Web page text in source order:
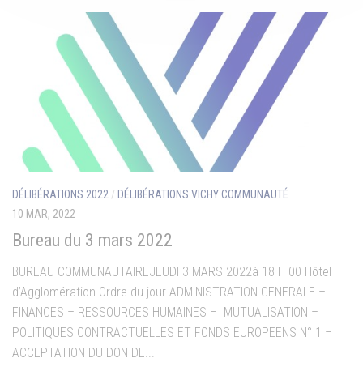
DÉLIBÉRATIONS 2022 / DÉLIBÉRATIONS VICHY COMMUNAUTÉ
10 MAR, 2022
Bureau du 3 mars 2022
BUREAU COMMUNAUTAIREJEUDI 3 MARS 2022à 18 H 00 Hôtel
d’Agglomération Ordre du jour ADMINISTRATION GENERALE –
FINANCES – RESSOURCES HUMAINES – MUTUALISATION –
POLITIQUES CONTRACTUELLES ET FONDS EUROPEENS N° 1 –
ACCEPTATION DU DON DE...